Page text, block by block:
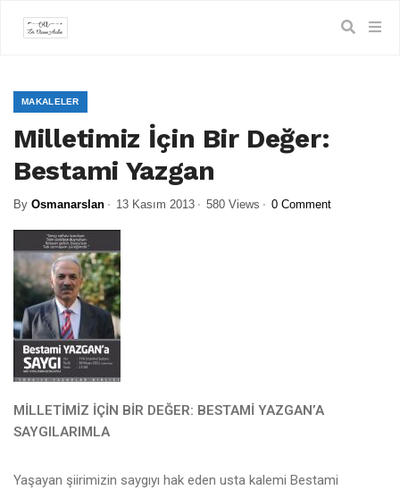
MAKALELER
Milletimiz İçin Bir Değer:
Bestami Yazgan
By Osmanarslan 13 Kasım 2013 580 Views 0 Comment
MİLLETİMİZ İÇİN BİR DEĞER: BESTAMİ YAZGAN’A
SAYGILARIMLA
Yaşayan şiirimizin saygıyı hak eden usta kalemi Bestami